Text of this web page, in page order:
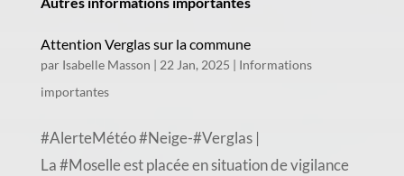
Attention Verglas sur la commune
par Isabelle Masson | 22 Jan, 2025 | Informations
importantes
#AlerteMétéo #Neige-#Verglas |
La #Moselle est placée en situation de vigilance